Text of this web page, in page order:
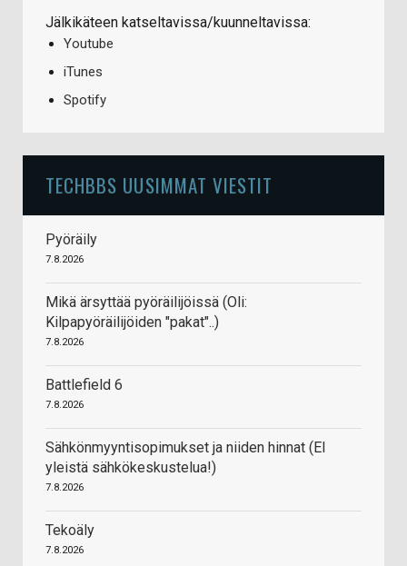
Jälkikäteen katseltavissa/kuunneltavissa:
Youtube
iTunes
Spotify
TECHBBS UUSIMMAT VIESTIT
Pyöräily
7.8.2026
Mikä ärsyttää pyöräilijöissä (Oli:
Kilpapyöräilijöiden "pakat"..)
7.8.2026
Battlefield 6
7.8.2026
Sähkönmyyntisopimukset ja niiden hinnat (EI
yleistä sähkökeskustelua!)
7.8.2026
Tekoäly
7.8.2026